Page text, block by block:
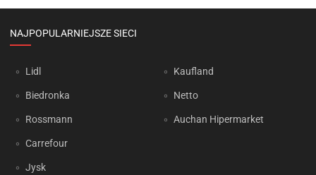
NAJPOPULARNIEJSZE SIECI
Lidl
Biedronka
Rossmann
Carrefour
Jysk
Kaufland
Netto
Auchan Hipermarket